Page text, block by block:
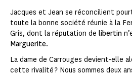
Jacques et Jean se réconcilient
toute la bonne société réunie à la
Gris, dont la réputation de libertin
Marguerite.
La dame de Carrouges devient-elle
cette rivalité ? Nous sommes deux